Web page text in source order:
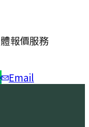
報價服務
Email